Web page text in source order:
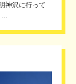
神沢に行って